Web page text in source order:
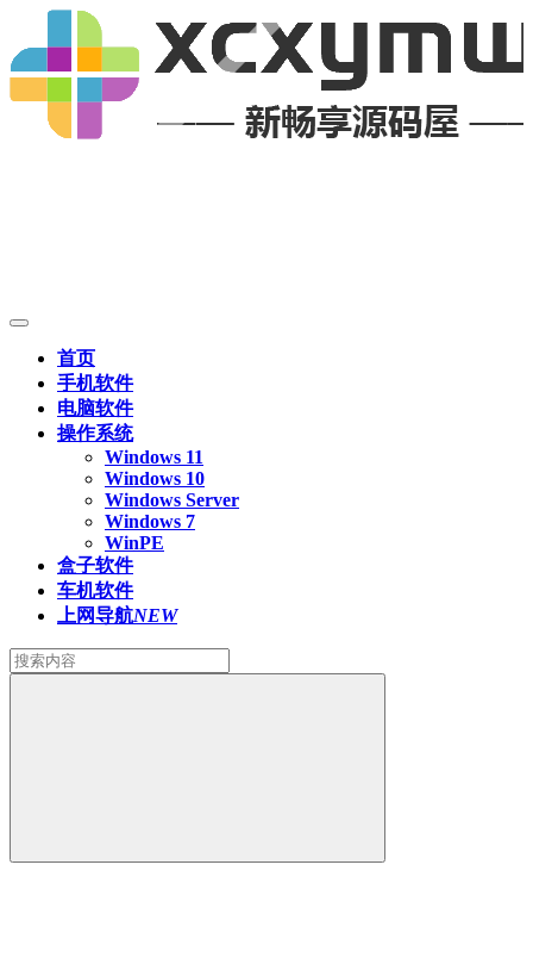
首页
手机软件
电脑软件
操作系统
Windows 11
Windows 10
Windows Server
Windows 7
WinPE
盒子软件
车机软件
上网导航NEW